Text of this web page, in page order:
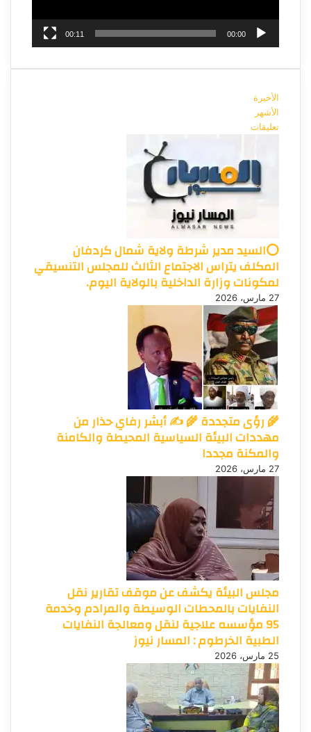
00:00
00:11
الأخيرة
الأشهر
تعليقات
⭕السيد مدير شرطة ولاية شمال كردفان
المكلف يتراس الاجتماع الثالث للمجلس التنسيقي
لمكونات وزارة الداخلية بالولاية اليوم.
27 مارس، 2026
🌾 رؤى متجددة 🌾 ✍️ أبشر رفاي حذار من
مهددات البيئة السياسية المحيطة والكامنة
والمكنة مجددا
27 مارس، 2026
مجلس البيئة يكشف عن موقف تقارير نقل
النفايات بالمحطات الوسيطة والمرادم وخدمة
95 مؤسسه علاجية لنقل ومعالجة النفايات
الطبية الخرطوم : المسار نيوز
25 مارس، 2026